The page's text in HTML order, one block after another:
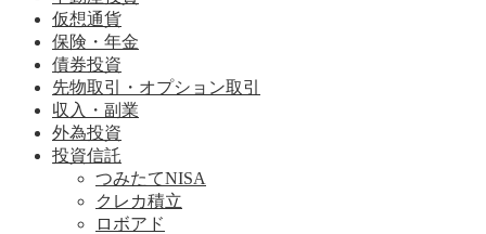
仮想通貨
保険・年金
債券投資
先物取引・オプション取引
収入・副業
外為投資
投資信託
つみたてNISA
クレカ積立
ロボアド